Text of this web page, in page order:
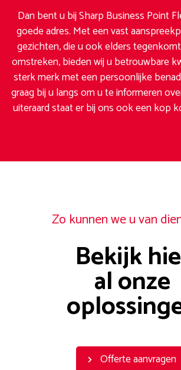
Dan bent u bij Sharp Business Point
goede adres. Met een vast
gezichten, die u ook elders
omstreken, bieden wij u betrouwbare
sterk merk met een persoonlijke
graag bij u langs om u te informeren
uiteraard staat er bij ons ook een kop
Zo kunnen we u van
Bekijk
al onze
Offerte aanvragen